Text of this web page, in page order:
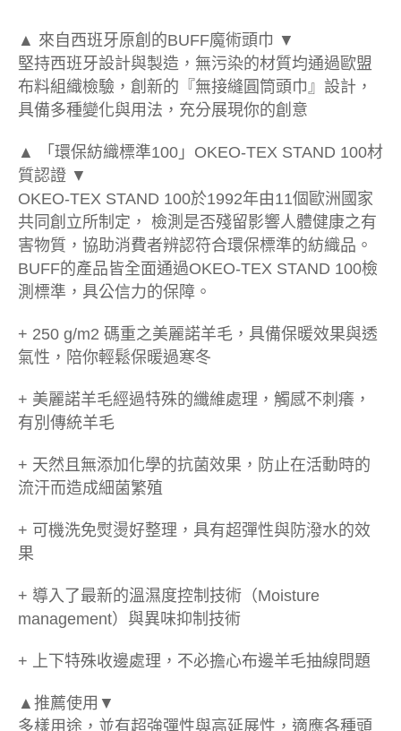
▲ 來自西班牙原創的BUFF魔術頭巾 ▼
堅持西班牙設計與製造，無污染的材質均通過歐盟
布料組織檢驗，創新的『無接縫圓筒頭巾』設計，
具備多種變化與用法，充分展現你的創意
▲ 「環保紡織標準100」OKEO-TEX STAND 100材
質認證 ▼
OKEO-TEX STAND 100於1992年由11個歐洲國家
共同創立所制定， 檢測是否殘留影響人體健康之有
害物質，協助消費者辨認符合環保標準的紡織品。
BUFF的產品皆全面通過OKEO-TEX STAND 100檢
測標準，具公信力的保障。
+ 250 g/m2 碼重之美麗諾羊毛，具備保暖效果與透
氣性，陪你輕鬆保暖過寒冬
+ 美麗諾羊毛經過特殊的纖維處理，觸感不刺癢，
有別傳統羊毛
+ 天然且無添加化學的抗菌效果，防止在活動時的
流汗而造成細菌繁殖
+ 可機洗免熨燙好整理，具有超彈性與防潑水的效
果
+ 導入了最新的溫濕度控制技術（Moisture
management）與異味抑制技術
+ 上下特殊收邊處理，不必擔心布邊羊毛抽線問題
▲推薦使用▼
多樣用途，並有超強彈性與高延展性，適應各種頭